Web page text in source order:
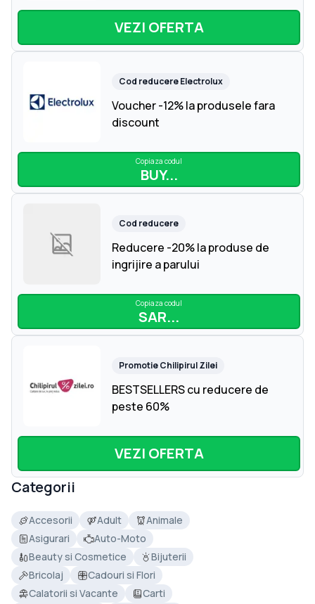
VEZI OFERTA
Cod reducereElectrolux
Voucher -12% la produsele fara
discount
Copiaza codul
BUY...
Cod reducere
Reducere -20% la produse de
ingrijire a parului
Copiaza codul
SAR...
PromotieChilipirul Zilei
BESTSELLERS cu reducere de
peste 60%
VEZI OFERTA
Categorii
Accesorii Adult
Animale
Asigurari
Auto-Moto
Beauty si Cosmetice
Bijuterii
Bricolaj
Cadouri si Flori
Calatorii si Vacante
Carti